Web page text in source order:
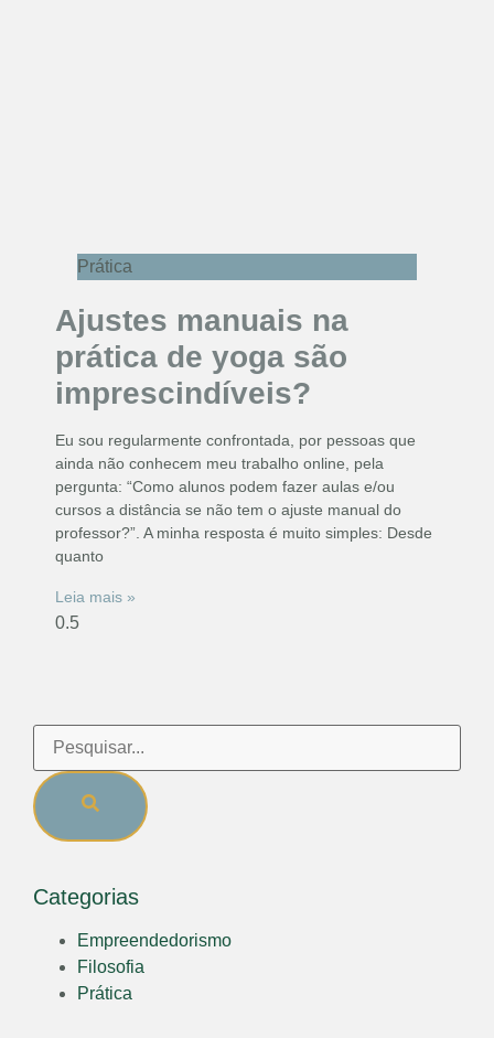
Prática
Ajustes manuais na
prática de yoga são
imprescindíveis?
Eu sou regularmente confrontada, por pessoas que
ainda não conhecem meu trabalho online, pela
pergunta: “Como alunos podem fazer aulas e/ou
cursos a distância se não tem o ajuste manual do
professor?”. A minha resposta é muito simples: Desde
quanto
Leia mais »
Categorias
Empreendedorismo
Filosofia
Prática